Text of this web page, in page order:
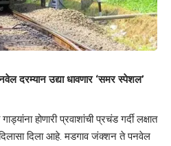
दरम्यान उद्या धावणार ‘समर स्पेशल’
होणारी प्रवाशांची प्रचंड गर्दी लक्षात
दिलासा दिला आहे. मडगाव जंक्शन ते पनवेल